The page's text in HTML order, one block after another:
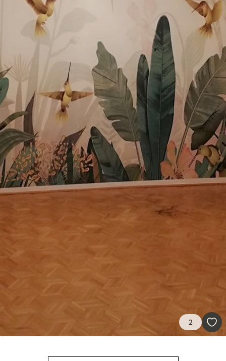
Διαθέσιμα υλικά
.98 /m²
Πρίμιουμ
.67 €/m²
Premium βινύλιο
65.0039.00€/m²
Peel and Stick
81.6749.00€/m²
2